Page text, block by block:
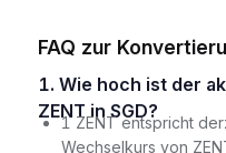
FAQ zur
1. Wie hoch ist der aktuelle Wechselkurs von
ZENT in SGD?
1 ZENT entspricht
Wechselkurs von